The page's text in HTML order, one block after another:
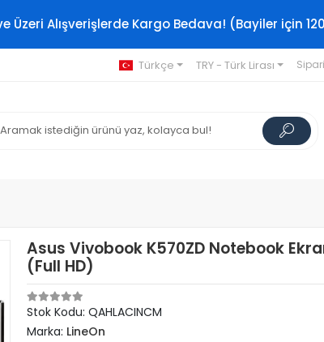
Üzeri Alışverişlerde Kargo Bedava! (Bayiler için
Türkçe TRY - Türk Lirası
Asus Vivobook K570ZD Notebook
(Full HD)
Stok Kodu: QAHLACINCM
Marka: LineOn